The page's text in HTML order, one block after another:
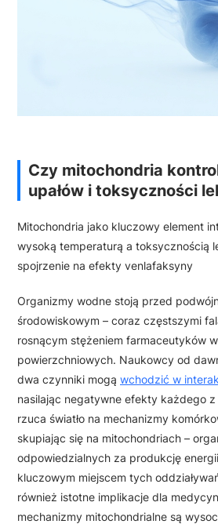
Czy mitochondria
upałów i toksyczności
Mitochondria jako kluczowy element
wysoką temperaturą a toksycznością
spojrzenie na efekty venlafaksyny
Organizmy wodne stoją przed
środowiskowym – coraz częstszymi
rosnącym stężeniem farmaceutyków
powierzchniowych. Naukowcy od
dwa czynniki mogą wchodzić w
nasilając negatywne efekty każdego
rzuca światło na mechanizmy
skupiając się na mitochondriach –
odpowiedzialnych za produkcję
kluczowym miejscem tych
również istotne implikacje dla
mechanizmy mitochondrialne są